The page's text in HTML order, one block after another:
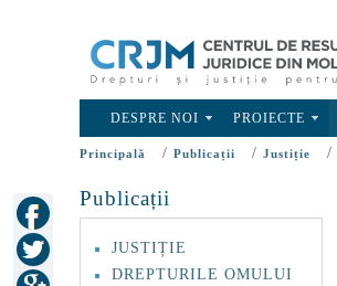
DESPRE NOI PROIECTE
Principală / Publicații / Justiție /
Publicații
JUSTIȚIE
DREPTURILE OMULUI